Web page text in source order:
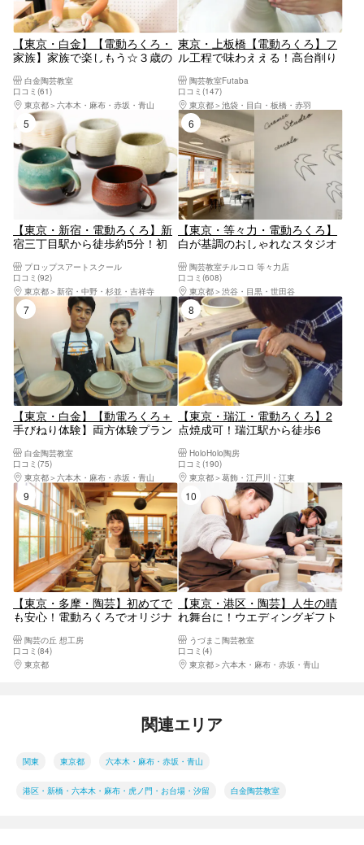
【東京・白金】【電動ろくろ・
家族】家族で楽しもう☆３歳の
～）白金陶芸教室
口コミ(61)
東京都
六本木・麻布・赤坂・青山
東京・上板橋【電動ろくろ】フ
ル工程で味わええる！高台削り
の本格プラン！
陶芸教室Futaba
口コミ(147)
東京都
池袋・目白・板橋・赤羽
5位
【東京・新宿・電動ろくろ】新
宿三丁目駅から徒歩約5分！初
応！湯のみやお茶碗など作れ
る！電動ろくろ体験 ＊粘土代
焼成代含む おひとり様・カッ
プルのご参加OK！！女性に人気
プロップスアートスクール
口コミ(92)
東京都
新宿・中野・杉並・吉祥寺
6位
【東京・等々力・電動ろくろ】
白が基調のおしゃれなスタジオ
ておしゃれな作品を作ろう！＜
自由が丘・二子玉川から好アク
セス＞3歳から参加OK★2～3個
自由制作可能！
陶芸教室チルコロ 等々力店
口コミ(608)
東京都
渋谷・目黒・世田谷
7位
【東京・白金】【動電ろくろ＋
手びねり体験】両方体験プラン
白金陶芸教室
口コミ(75)
東京都
六本木・麻布・赤坂・青山
8位
【東京・瑞江・電動ろくろ】2
点焼成可！瑞江駅から徒歩6
作れる電動ろくろ体験
HoloHolo陶房
口コミ(190)
東京都
葛飾・江戸川・江東
9位
【東京・多摩・陶芸】初めてで
も安心！電動ろくろでオリジナ
陶芸の丘 想工房
口コミ(84)
東京都
10位
【東京・港区・陶芸】人生の晴
れ舞台に！ウエディングギフト
うづまこ陶芸教室
口コミ(4)
東京都
六本木・麻布・赤坂・青山
関連エリア
関東 東京都 六本木・麻布・赤坂・青山
港区・新橋・六本木・麻布・虎ノ門・お台場・汐留 白金陶芸教室